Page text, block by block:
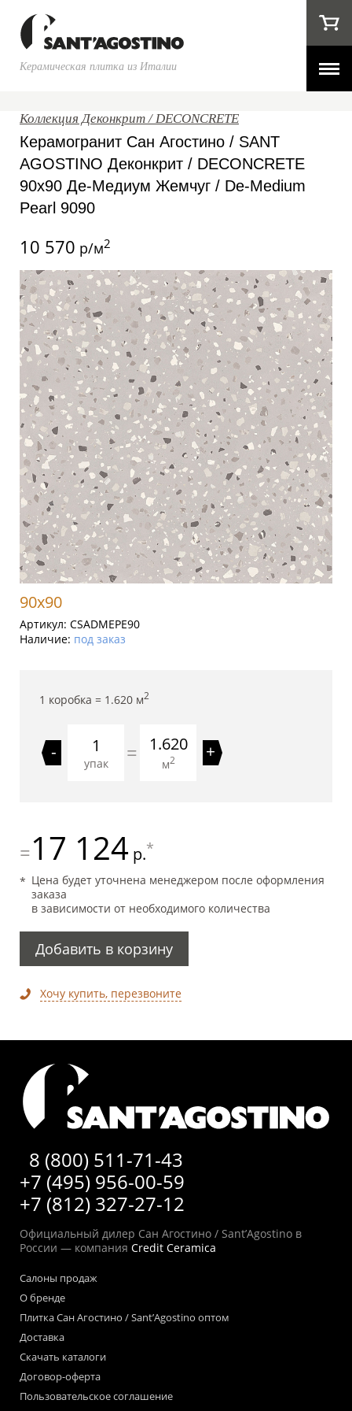
Керамическая плитка из Италии
Коллекция Деконкрит / DECONCRETE
Керамогранит Сан Агостино / SANT
AGOSTINO Деконкрит / DECONCRETE
90x90 Де-Медиум Жемчуг / De-Medium
Pearl 9090
10 570 р/м2
90x90
Артикул: CSADMEPE90
Наличие: под заказ
1 коробка = 1.620 м2
-
упак = 1.620
м2 +
=17 124 р.*
Цена будет уточнена менеджером после оформления
заказа
в зависимости от необходимого количества
Добавить в корзину
Хочу купить, перезвоните
8 (800) 511-71-43
+7 (495) 956-00-59
+7 (812) 327-27-12
Официальный дилер Сан Агостино / Sant’Agostino в
России — компания Credit Ceramica
Салоны продаж
О бренде
Плитка Сан Агостино / Sant’Agostino оптом
Доставка
Скачать каталоги
Договор-оферта
Пользовательское соглашение